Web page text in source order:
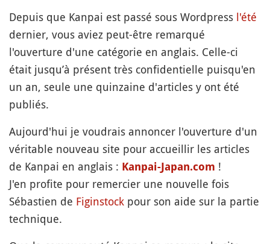
Depuis que Kanpai est passé sous Wordpress l'été
dernier, vous aviez peut-être remarqué
l'ouverture d'une catégorie en anglais. Celle-ci
était jusqu’à présent très confidentielle puisqu'en
un an, seule une quinzaine d'articles y ont été
publiés.
Aujourd'hui je voudrais annoncer l'ouverture d'un
véritable nouveau site pour accueillir les articles
de Kanpai en anglais : Kanpai-Japan.com !
J'en profite pour remercier une nouvelle fois
Sébastien de Figinstock pour son aide sur la partie
technique.